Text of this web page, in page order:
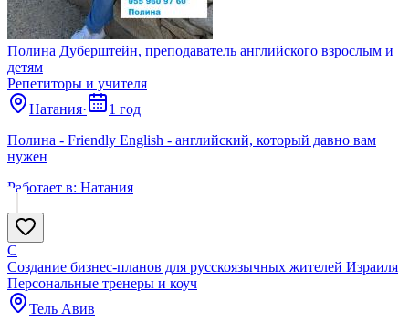
Полина Дуберштейн, преподаватель английского взрослым и
детям
Репетиторы и учителя
Натания·
1 год
Полина - Friendly English - английский, который давно вам
нужен
Работает в: Натания
С
Создание бизнес-планов для русскоязычных жителей Израиля
Персональные тренеры и коуч
Тель Авив